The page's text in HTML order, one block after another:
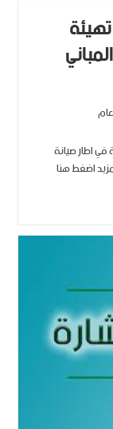
عام
اطار صيانة